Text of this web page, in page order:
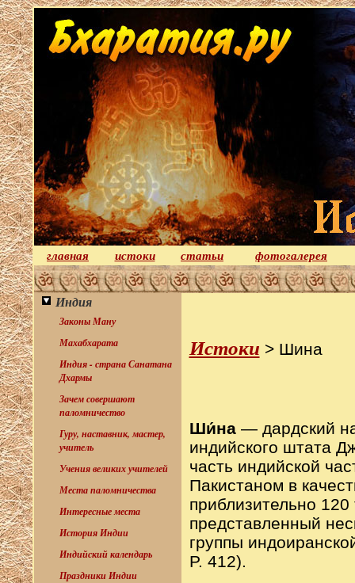
главная истоки статьи фотогалерея
Индия
Законы Ману
Махабхарата
Индия - страна Санатана
Дхармы
Зачем совершают
паломничество
Гуру, наставник, мастер,
учитель
Учения великих учителей
Места паломничества
Интересные места
История Индии
Индийский календарь
Праздники Индии
Истоки > Шина
Ши́на— дардский
индийского штата
часть индийской
Пакистаном в
приблизительно
представленный
группы
P. 412).